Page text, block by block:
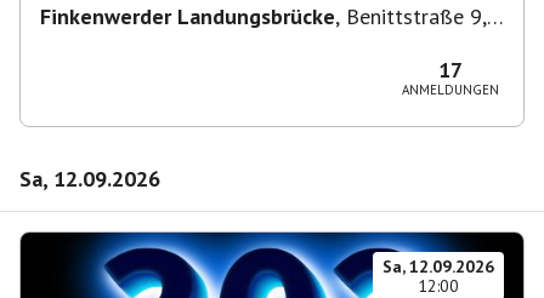
Finkenwerder Landungsbrücke, Benittstraße 9,
17
ANMELDUNGEN
Sa, 12.09.2026
Sa, 12.09.2026
12:00